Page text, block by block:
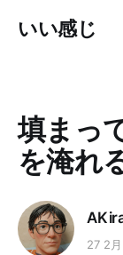
いい感じ
填まっ
を淹れ
27 2